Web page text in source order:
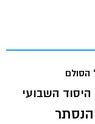
הסולם
היסוד השבועי